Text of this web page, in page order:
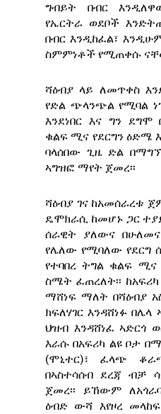
ግብይት በብር
የኤርትራ ወደቦች
በብር እንዲከፈል፣
ስምምነቶች የሚጠቀሱ
ሻዕብያ ላይ ለመጥቀስ
የድል ጭላንጭል የሚባል
እንደነበር እና ግን
ቁልፍ ሚና የደርግን ዕድሜ
ባላሰበው ጊዜ ድል
ኣግዝፎ ማየት ጀመረ፡፡
ሻዕብያ ገና ከአመሰራረቱ
ዴሞክራሲ ከመሆኑ ጋር
ሰራዊት ያለውና
የሌለው የሚባለው የደርግ
የተባበረ ትግል ቁልፍ
ስሜት ፈጠረለት፡፡
ማሸነፍ ማለት በሻዕብያ
ክፍለሃገር እንዳሸነፉ
ህዝብ እንዳሸነፈ ኣድርጎ
እራሱ በአፍሪካ ልዩ ቦታ
(ሞኒተር)፣ ፈላጭ
በኣስተሳሰብ ደረጃ ብቻ
ጀመረ፡፡ ይኸውም
ዕብድ ውሻ እየዞረ